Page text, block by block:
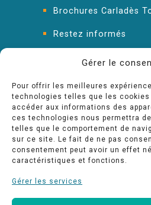
Gérer le
Pour offrir les meilleures
technologies telles que les
accéder aux informations des
ces technologies nous permettra
telles que le comportement de
sur ce site. Le fait de ne pas
consentement peut avoir un effet
caractéristiques et fonctions.
Gérer les services
Brochures Carladès
Restez informés
FAQ : les réponses à